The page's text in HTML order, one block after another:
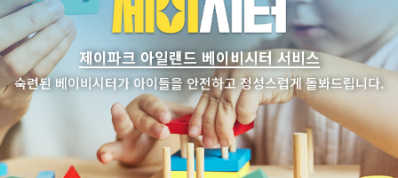
제이파크 아일랜드 베이비시터 서비스
숙련된 베이비시터가 아이들을 안전하고 정성스럽게 돌봐드립니다.